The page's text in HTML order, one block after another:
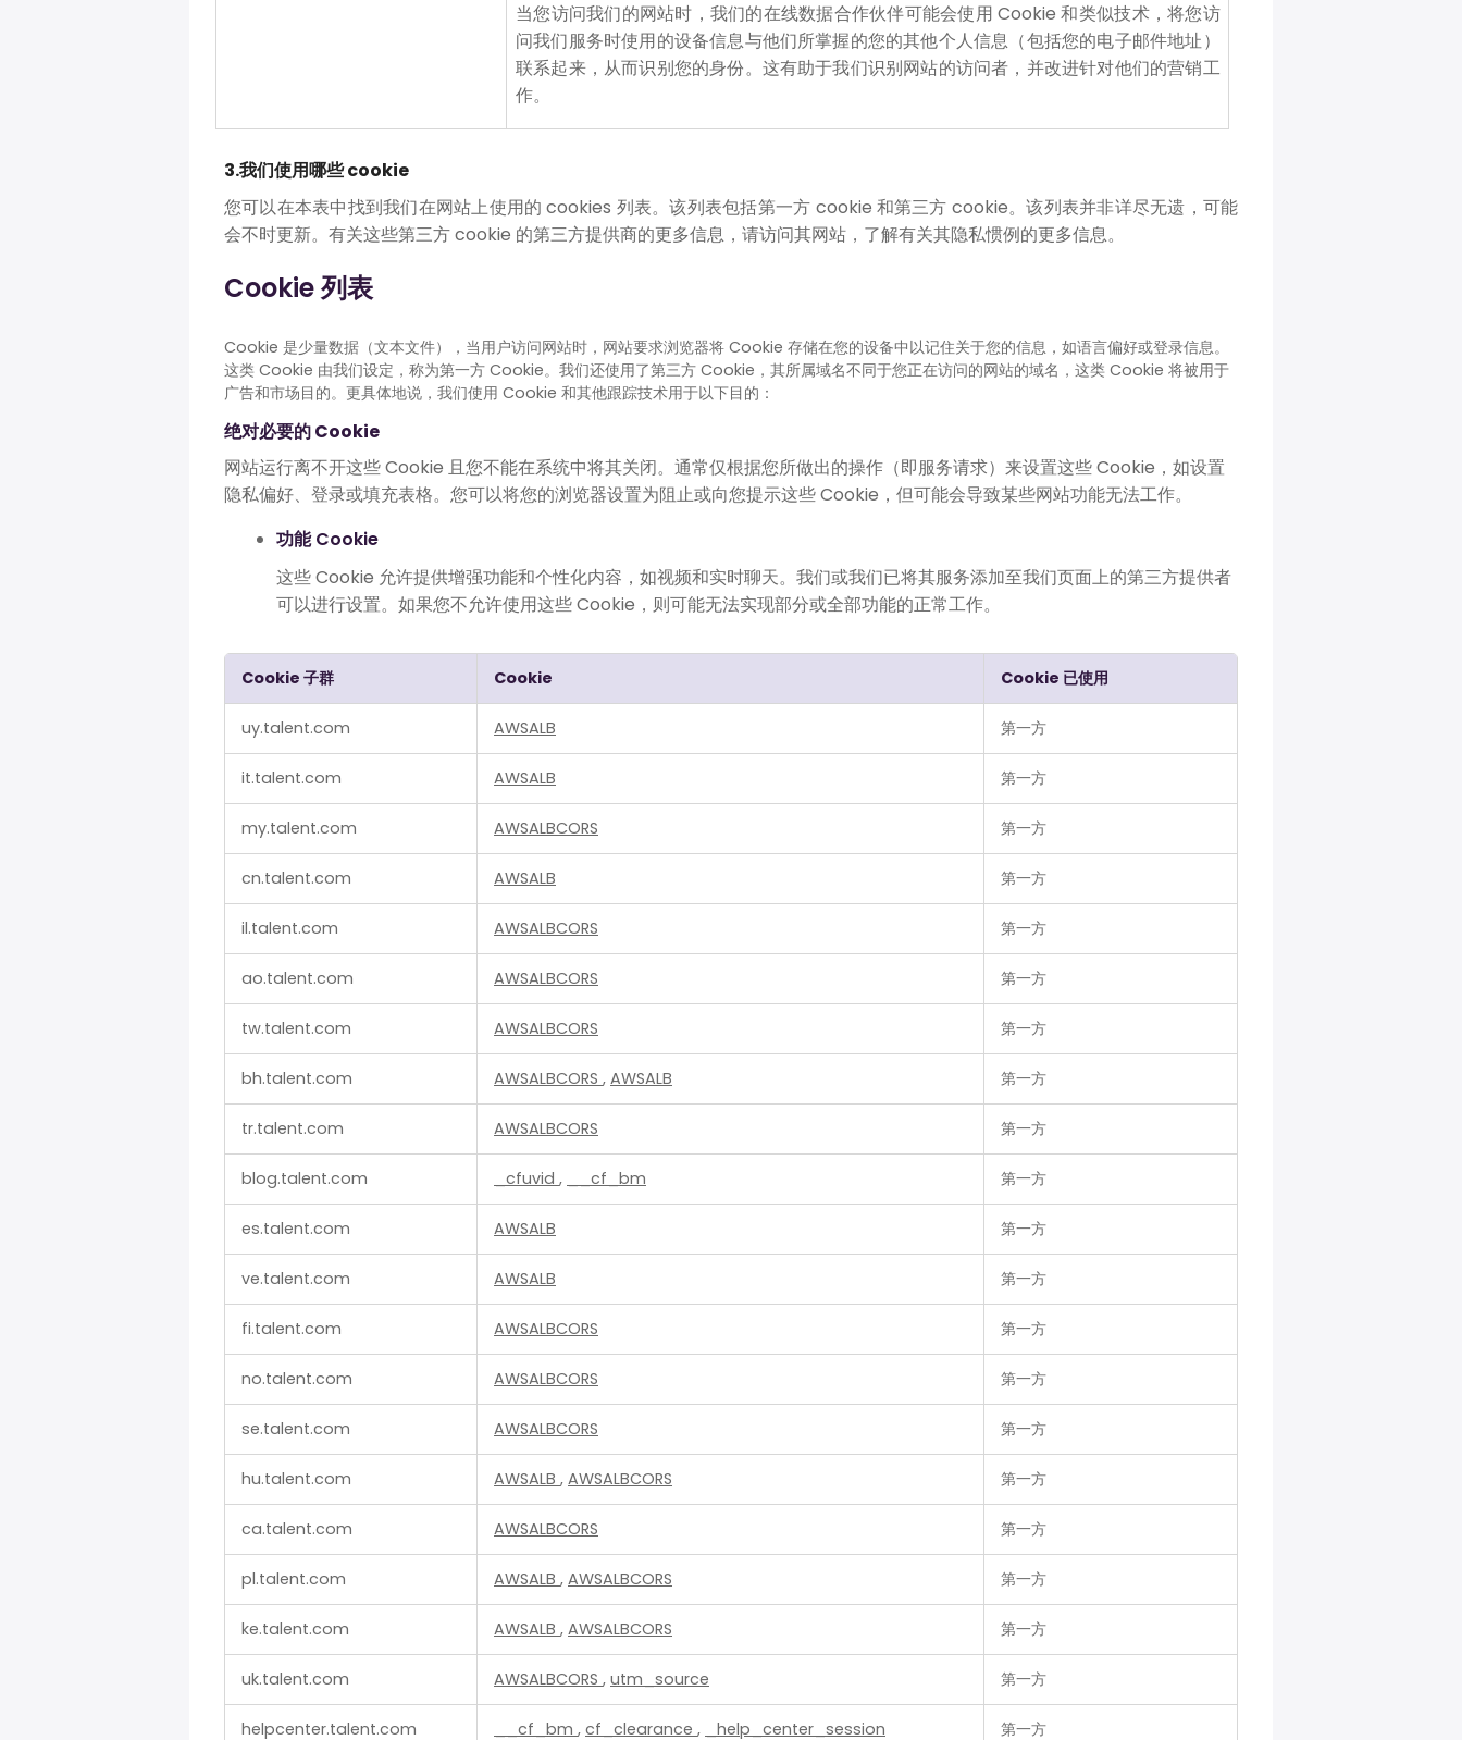
当您访问我们的网站时，我们的在线数据合作伙伴可能会使用 Cookie 和类似技术，将您访
问我们服务时使用的设备信息与他们所掌握的您的其他个人信息（包括您的电子邮件地址）
联系起来，从而识别您的身份。这有助于我们识别网站的访问者，并改进针对他们的营销工
作。
3.我们使用哪些 cookie
您可以在本表中找到我们在网站上使用的 cookies 列表。该列表包括第一方 cookie 和第三方 cookie。该列表并非详尽无遗，可能
会不时更新。有关这些第三方 cookie 的第三方提供商的更多信息，请访问其网站，了解有关其隐私惯例的更多信息。
Cookie 列表
Cookie 是少量数据（文本文件），当用户访问网站时，网站要求浏览器将 Cookie 存储在您的设备中以记住关于您的信息，如语言偏好或登录信息。
这类 Cookie 由我们设定，称为第一方 Cookie。我们还使用了第三方 Cookie，其所属域名不同于您正在访问的网站的域名，这类 Cookie 将被用于
广告和市场目的。更具体地说，我们使用 Cookie 和其他跟踪技术用于以下目的：
绝对必要的 Cookie
网站运行离不开这些 Cookie 且您不能在系统中将其关闭。通常仅根据您所做出的操作（即服务请求）来设置这些 Cookie，如设置
隐私偏好、登录或填充表格。您可以将您的浏览器设置为阻止或向您提示这些 Cookie，但可能会导致某些网站功能无法工作。
功能 Cookie
这些 Cookie 允许提供增强功能和个性化内容，如视频和实时聊天。我们或我们已将其服务添加至我们页面上的第三方提供者
可以进行设置。如果您不允许使用这些 Cookie，则可能无法实现部分或全部功能的正常工作。
要
Cookie,
能
Cookie
Cookie 子群 Cookie Cookie 已使用
uy.talent.com AWSALB 第一方
it.talent.com AWSALB 第一方
my.talent.com AWSALBCORS 第一方
cn.talent.com AWSALB 第一方
il.talent.com AWSALBCORS 第一方
ao.talent.com AWSALBCORS 第一方
tw.talent.com AWSALBCORS 第一方
bh.talent.com AWSALBCORS , AWSALB 第一方
tr.talent.com AWSALBCORS 第一方
blog.talent.com _cfuvid , __cf_bm 第一方
es.talent.com AWSALB 第一方
ve.talent.com AWSALB 第一方
fi.talent.com AWSALBCORS 第一方
no.talent.com AWSALBCORS 第一方
se.talent.com AWSALBCORS 第一方
hu.talent.com AWSALB , AWSALBCORS 第一方
ca.talent.com AWSALBCORS 第一方
pl.talent.com AWSALB , AWSALBCORS 第一方
ke.talent.com AWSALB , AWSALBCORS 第一方
uk.talent.com AWSALBCORS , utm_source 第一方
helpcenter.talent.com __cf_bm , cf_clearance , _help_center_session 第一方